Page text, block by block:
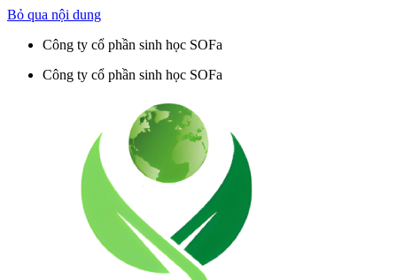
Bỏ qua nội dung
Công ty cổ phần sinh học SOFa
Công ty cổ phần sinh học SOFa